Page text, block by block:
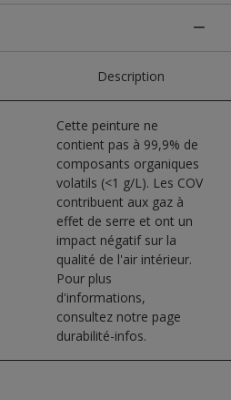
Description
Cette peinture ne
contient pas à 99,9% de
composants organiques
volatils (<1 g/L). Les COV
contribuent aux gaz à
effet de serre et ont un
impact négatif sur la
qualité de l'air intérieur.
Pour plus
d'informations,
consultez notre page
durabilité-infos.